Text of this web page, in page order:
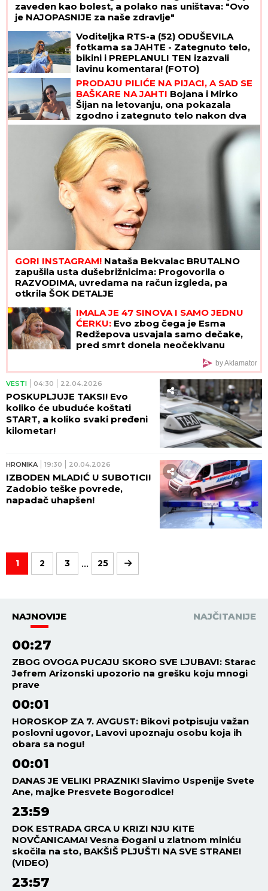
zaveden kao bolest, a polako nas uništava: "Ovo
je NAJOPASNIJE za naše zdravlje"
Voditeljka RTS-a (52) ODUŠEVILA
fotkama sa JAHTE - Zategnuto telo,
bikini i PREPLANULI TEN izazvali
lavinu komentara! (FOTO)
PRODAJU PILIĆE NA PIJACI, A SAD SE
BAŠKARE NA JAHTI Bojana i Mirko
Šijan na letovanju, ona pokazala
zgodno i zategnuto telo nakon dva
porođaja (FOTO)
GORI INSTAGRAM! Nataša Bekvalac BRUTALNO
zapušila usta dušebrižnicima: Progovorila o
RAZVODIMA, uvredama na račun izgleda, pa
otkrila ŠOK DETALJE
IMALA JE 47 SINOVA I SAMO JEDNU
ĆERKU: Evo zbog čega je Esma
Redžepova usvajala samo dečake,
pred smrt donela neočekivanu
by Aklamator
VESTI 04:30 22.04.2026
POSKUPLJUJE TAKSI! Evo
koliko će ubuduće koštati
START, a koliko svaki pređeni
kilometar!
HRONIKA 19:30 20.04.2026
IZBODEN MLADIĆ U SUBOTICI!
Zadobio teške povrede,
napadač uhapšen!
1 2 3 ... 25
NAJNOVIJE NAJČITANIJE
00:27
ZBOG OVOGA PUCAJU SKORO SVE LJUBAVI: Starac
Jefrem Arizonski upozorio na grešku koju mnogi
prave
00:01
HOROSKOP ZA 7. AVGUST: Bikovi potpisuju važan
poslovni ugovor, Lavovi upoznaju osobu koja ih
obara sa nogu!
00:01
DANAS JE VELIKI PRAZNIK! Slavimo Uspenije Svete
Ane, majke Presvete Bogorodice!
23:59
DOK ESTRADA GRCA U KRIZI NJU KITE
NOVČANICAMA! Vesna Đogani u zlatnom miniću
skočila na sto, BAKŠIŠ PLJUŠTI NA SVE STRANE!
(VIDEO)
23:57